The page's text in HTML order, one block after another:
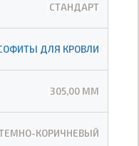
СТАНДАРТ
ДЛЯ КРОВЛИ
305,00 ММ
КОРИЧНЕВЫЙ